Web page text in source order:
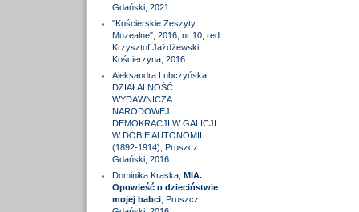
Gdański, 2021
"Kościerskie Zeszyty
Muzealne", 2016, nr 10, red.
Krzysztof Jażdżewski,
Kościerzyna, 2016
Aleksandra Lubczyńska,
DZIAŁALNOŚĆ
WYDAWNICZA
NARODOWEJ
DEMOKRACJI W GALICJI
W DOBIE AUTONOMII
(1892-1914), Pruszcz
Gdański, 2016
Dominika Kraska, MIA.
Opowieść o dzieciństwie
mojej babci, Pruszcz